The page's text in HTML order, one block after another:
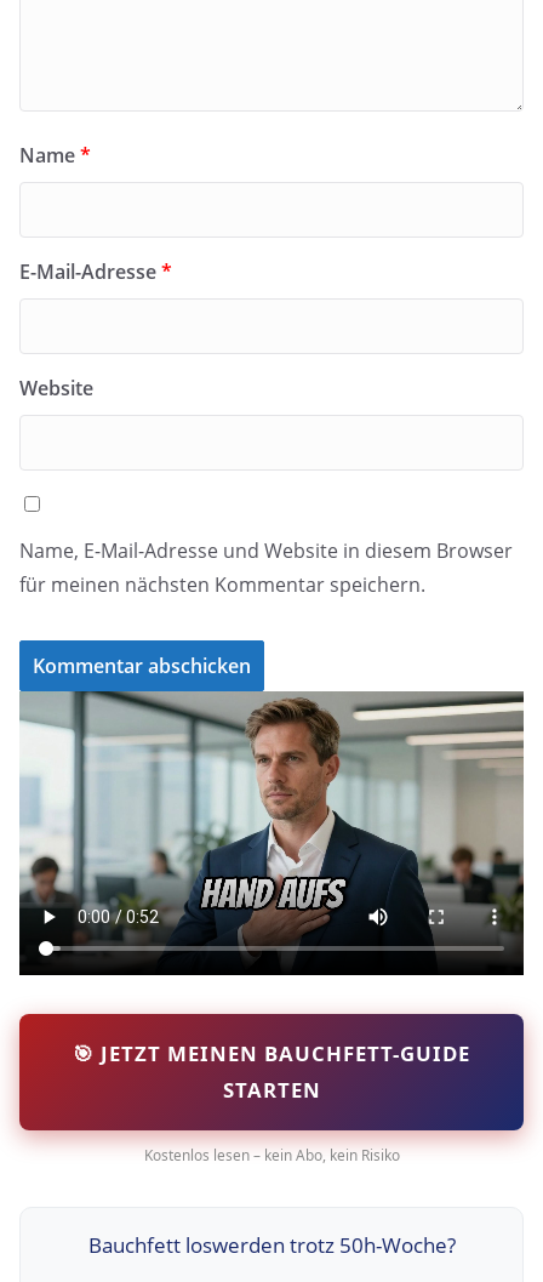
Name*
E-Mail-Adresse*
Website
Name, E-Mail-Adresse und Website in diesem Browser
für meinen nächsten Kommentar speichern.
🎯 JETZT MEINEN BAUCHFETT-GUIDE
STARTEN
Kostenlos lesen – kein Abo, kein Risiko
Bauchfett loswerden trotz 50h-Woche?